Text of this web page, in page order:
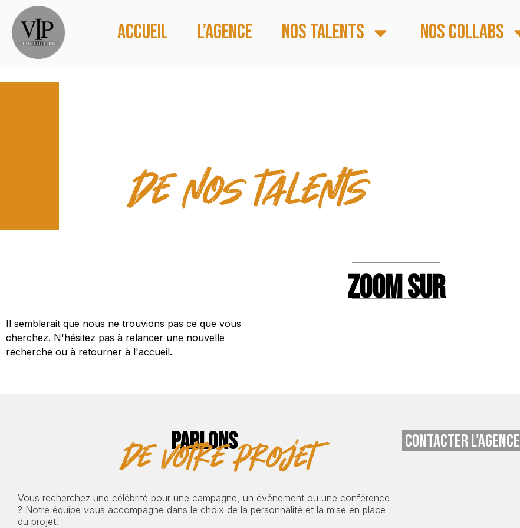
Accueil L’agence Nos talents Nos collabs
LES TEMPS FORTS
de nos talents
ZOOM SUR
Il semblerait que nous ne trouvions pas ce que vous
cherchez. N'hésitez pas à relancer une nouvelle
recherche ou à retourner à l'accueil.
PARLONS
de votre projet
Vous recherchez une célébrité pour une campagne, un événement ou une conférence
? Notre équipe vous accompagne dans le choix de la personnalité et la mise en place
du projet.
CONTACTER L'AGENCE